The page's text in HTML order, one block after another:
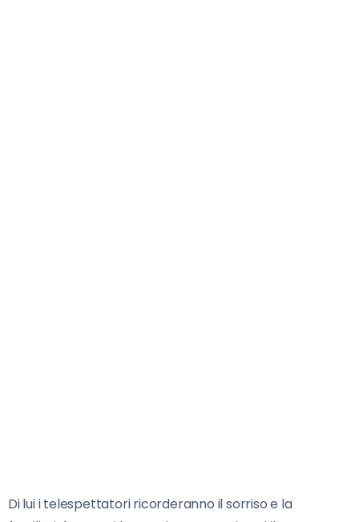
Di lui i telespettatori ricorderanno il sorriso e la